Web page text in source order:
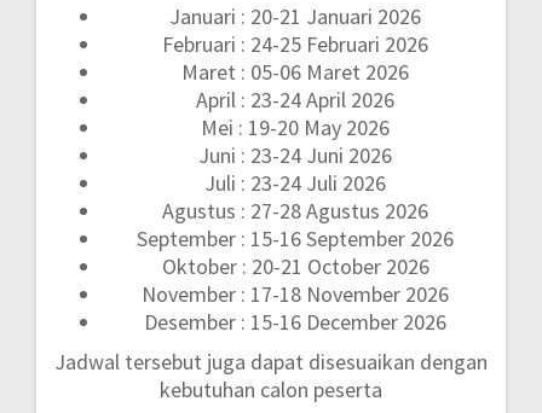
Januari : 20-21 Januari 2026
Februari : 24-25 Februari 2026
Maret : 05-06 Maret 2026
April : 23-24 April 2026
Mei : 19-20 May 2026
Juni : 23-24 Juni 2026
Juli : 23-24 Juli 2026
Agustus : 27-28 Agustus 2026
September : 15-16 September 2026
Oktober : 20-21 October 2026
November : 17-18 November 2026
Desember : 15-16 December 2026
Jadwal tersebut juga dapat disesuaikan dengan
kebutuhan calon peserta